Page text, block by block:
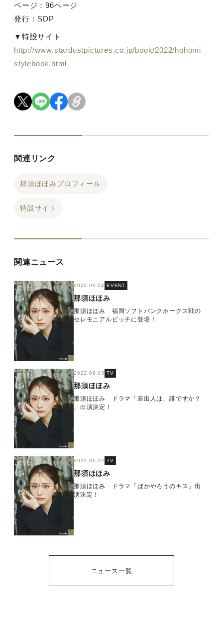
ページ：96ページ
発行： SDP
▼特設サイト
http://www.stardustpictures.co.jp/book/2022/hohomi_
stylebook.html
関連リンク
那須ほほみプロフィール
特設サイト
関連ニュース
2022.09.04 EVENT
那須ほほみ
那須ほほみ 福岡ソフトバンクホークス戦の
セレモニアルピッチに登場！
2022.09.03 TV
那須ほほみ
那須ほほみ ドラマ「差出人は、誰ですか？
」出演決定！
2022.06.22 TV
那須ほほみ
那須ほほみ ドラマ「ばかやろうのキス」出
演決定！
ニュース一覧